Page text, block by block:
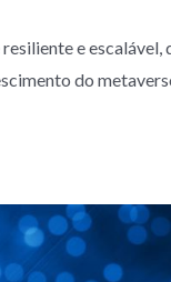
e escalável,
do